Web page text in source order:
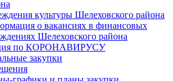
культуры Шелеховского района
о вакансиях в финансовых
Шелеховского района
по КОРОНАВИРУСУ
закупки